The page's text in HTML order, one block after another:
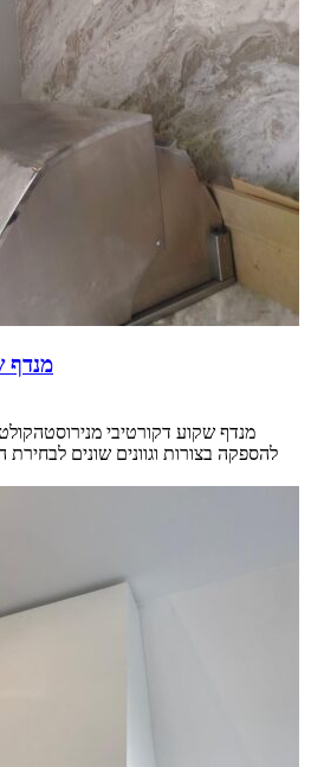
מנדף
מנדף שקוע דקורטיבי
להספקה בצורות וגוונים שונים